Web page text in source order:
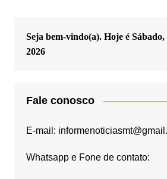
Seja bem-vindo(a). Hoje é Sábado,
2026
Fale conosco
E-mail:
Whatsapp e Fone de contato: